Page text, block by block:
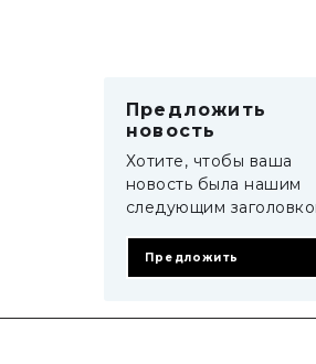
Предложить
новость
Хотите, чтобы ваша
новость была нашим
следующим
Предложить